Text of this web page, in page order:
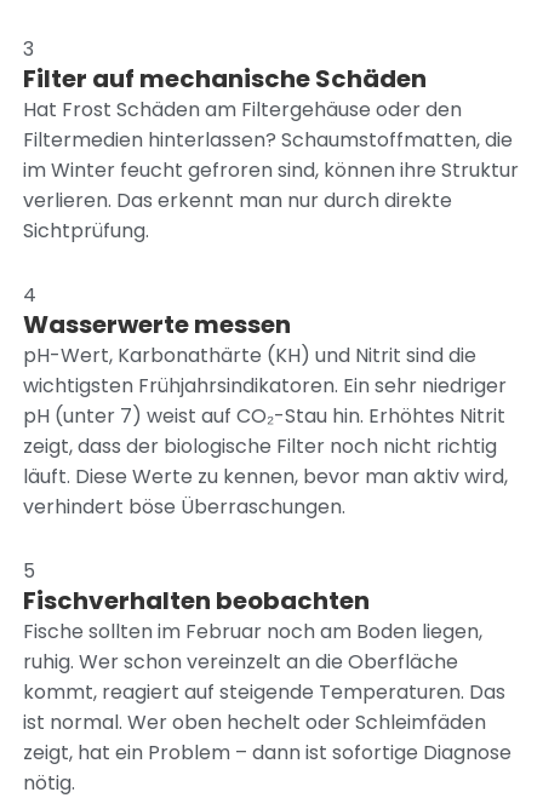
3
Filter auf mechanische Schäden
Hat Frost Schäden am Filtergehäuse oder den
Filtermedien hinterlassen? Schaumstoffmatten, die
im Winter feucht gefroren sind, können ihre Struktur
verlieren. Das erkennt man nur durch direkte
Sichtprüfung.
4
Wasserwerte messen
pH-Wert, Karbonathärte (KH) und Nitrit sind die
wichtigsten Frühjahrsindikatoren. Ein sehr niedriger
pH (unter 7) weist auf CO₂-Stau hin. Erhöhtes Nitrit
zeigt, dass der biologische Filter noch nicht richtig
läuft. Diese Werte zu kennen, bevor man aktiv wird,
verhindert böse Überraschungen.
5
Fischverhalten beobachten
Fische sollten im Februar noch am Boden liegen,
ruhig. Wer schon vereinzelt an die Oberfläche
kommt, reagiert auf steigende Temperaturen. Das
ist normal. Wer oben hechelt oder Schleimfäden
zeigt, hat ein Problem – dann ist sofortige Diagnose
nötig.